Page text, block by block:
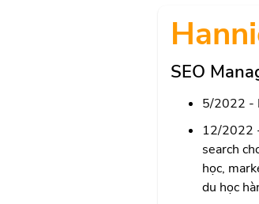
SEO
5/2022 -
12/2022
search
học,
du học